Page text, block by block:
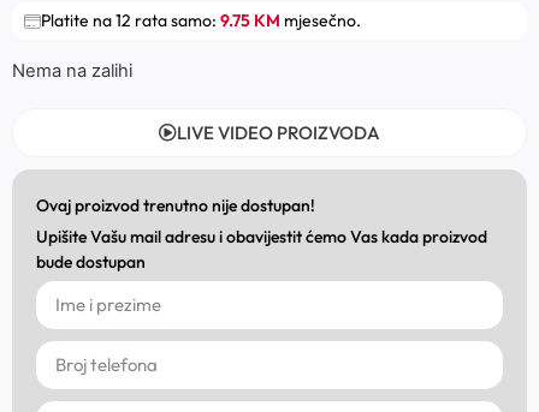
Platite na 12 rata samo: 9.75 KM mjesečno.
Nema na zalihi
LIVE VIDEO PROIZVODA
Ovaj proizvod trenutno nije dostupan!
Upišite Vašu mail adresu i obavijestit ćemo Vas kada proizvod
bude dostupan